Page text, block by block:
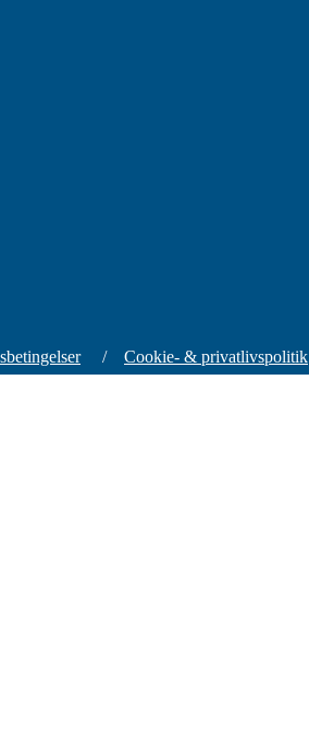
/ Cookie- & privatlivspolitik